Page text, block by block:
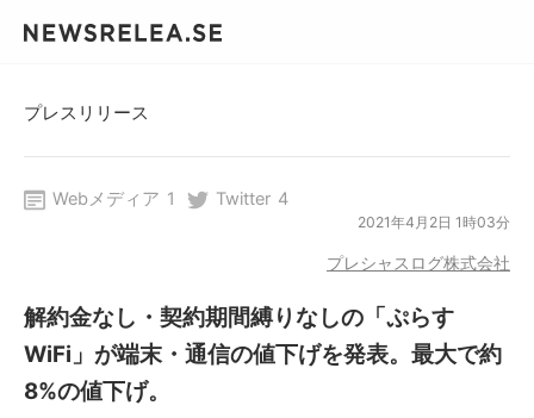
プレスリリース
Webメディア 1 Twitter 4
2021年4月2日 1時03分
プレシャスログ株式会社
解約金なし・契約期間縛りなしの「ぷらす
WiFi」が端末・通信の値下げを発表。最大で約
8%の値下げ。